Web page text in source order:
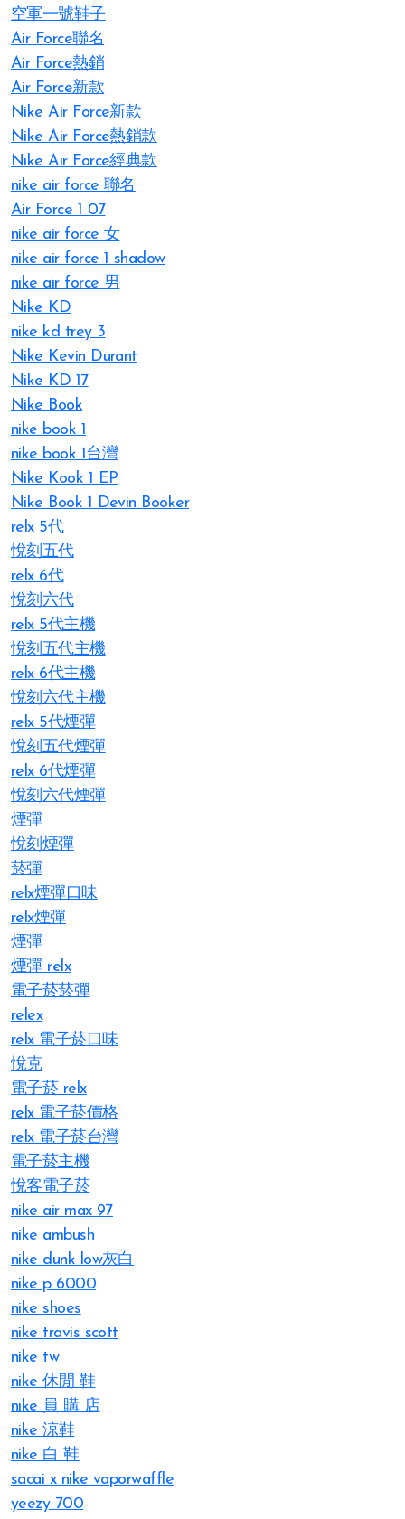
空軍一號鞋子
Air Force聯名
Air Force熱銷
Air Force新款
Nike Air Force新款
Nike Air Force熱銷款
Nike Air Force經典款
nike air force 聯名
Air Force 1 07
nike air force 女
nike air force 1 shadow
nike air force 男
Nike KD
nike kd trey 3
Nike Kevin Durant
Nike KD 17
Nike Book
nike book 1
nike book 1台灣
Nike Kook 1 EP
Nike Book 1 Devin Booker
relx 5代
悅刻五代
relx 6代
悅刻六代
relx 5代主機
悅刻五代主機
relx 6代主機
悅刻六代主機
relx 5代煙彈
悅刻五代煙彈
relx 6代煙彈
悅刻六代煙彈
煙彈
悅刻煙彈
菸彈
relx煙彈口味
relx煙彈
煙彈
煙彈 relx
電子菸菸彈
relex
relx 電子菸口味
悅克
電子菸 relx
relx 電子菸價格
relx 電子菸台灣
電子菸主機
悅客電子菸
nike air max 97
nike ambush
nike dunk low灰白
nike p 6000
nike shoes
nike travis scott
nike tw
nike 休閒 鞋
nike 員 購 店
nike 涼鞋
nike 白 鞋
sacai x nike vaporwaffle
yeezy 700